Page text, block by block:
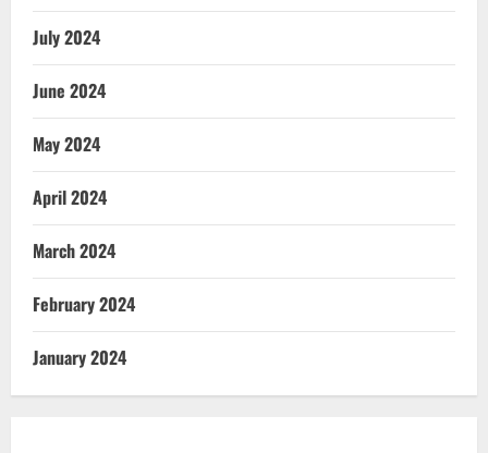
July 2024
June 2024
May 2024
April 2024
March 2024
February 2024
January 2024